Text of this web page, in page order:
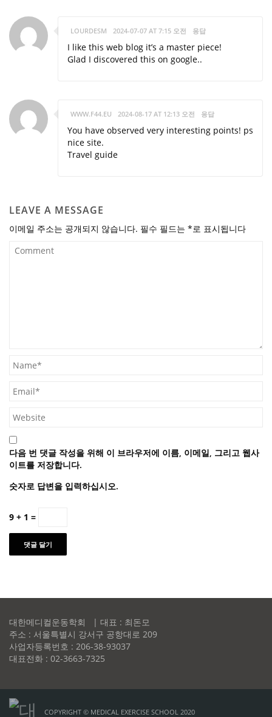
LOURDESM 2024-07-07 AT 7:15 오전 응답
I like this web blog it’s a master piece!
Glad I discovered this on google..
WWW.F44.EU 2024-08-17 AT 12:13 오전 응답
You have observed very interesting points! ps
nice site.
Travel guide
LEAVE A MESSAGE
이메일 주소는 공개되지 않습니다. 필수 필드는 *로 표시됩니다
다음 번 댓글 작성을 위해 이 브라우저에 이름, 이메일, 그리고 웹사
이트를 저장합니다.
숫자로 답변을 입력하십시오.
9 + 1 =
대한메디컬운동학회 | 대표 : 최돈모
주소 : 서울특별시 강서구 공항대로 209
사업자등록번호 : 206-38-93037
대표전화 : 02-3663-7325
COPYRIGHT © MEDICAL EXERCISE SCHOOL 2020